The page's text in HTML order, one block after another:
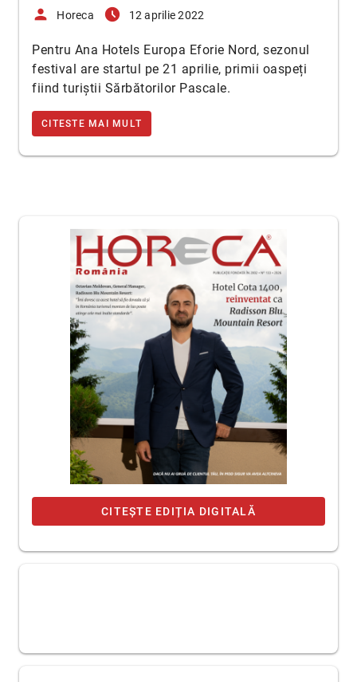
person Horeca access_time_filled 12 aprilie 2022
Pentru Ana Hotels Europa Eforie Nord, sezonul
festival are startul pe 21 aprilie, primii oaspeți
fiind turiștii Sărbătorilor Pascale.
CITESTE MAI MULT
CITEȘTE EDIȚIA DIGITALĂ